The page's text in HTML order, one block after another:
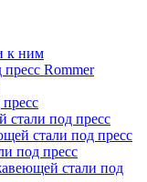
к ним
Rommer
под пресс
стали под пресс
под пресс
стали под